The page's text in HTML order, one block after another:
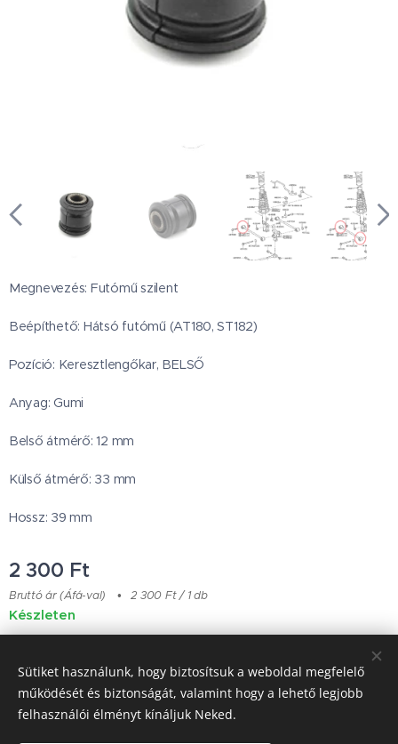
Megnevezés: Futómű szilent
Beépíthető: Hátsó futómű (AT180, ST182)
Pozíció: Keresztlengőkar, BELSŐ
Anyag: Gumi
Belső átmérő: 12 mm
Külső átmérő: 33 mm
Hossz: 39 mm
2 300 Ft
Bruttó ár (Áfá-val) 2 300 Ft / 1 db
Készleten
Japanese Classic Car Parts
Sütiket használunk, hogy biztosítsuk a weboldal megfelelő
működését és biztonságát, valamint hogy a lehető legjobb
felhasználói élményt kínáljuk Neked.